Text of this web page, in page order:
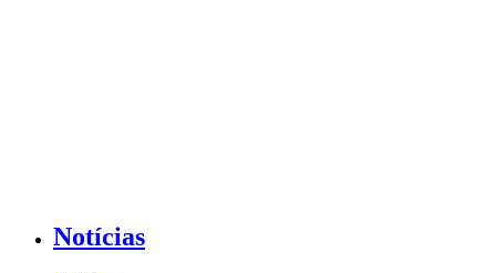
Notícias